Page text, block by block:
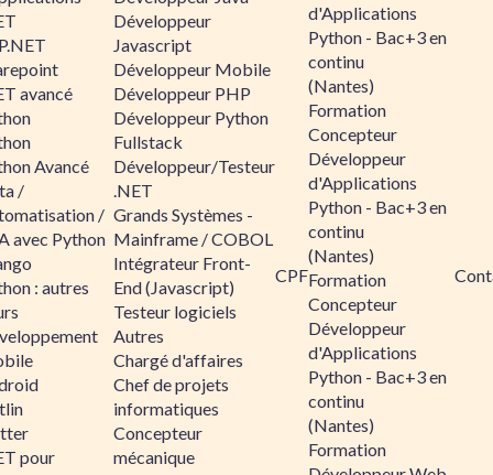
avancé
Avancé
/
/
avec Python
: autres
pour
Développeur
Javascript
Développeur Mobile
Développeur PHP
Développeur Python
Fullstack
Développeur/Testeur
.NET
Grands Systèmes -
Mainframe / COBOL
Intégrateur Front-
End (Javascript)
Testeur logiciels
Autres
Chargé d'affaires
Chef de projets
informatiques
Concepteur
mécanique
CPF
d'Applications
Python - Bac+3 en
continu
(Nantes)
Formation
Concepteur
Développeur
d'Applications
Python - Bac+3 en
continu
(Nantes)
Formation
Concepteur
Développeur
d'Applications
Python - Bac+3 en
continu
(Nantes)
Formation